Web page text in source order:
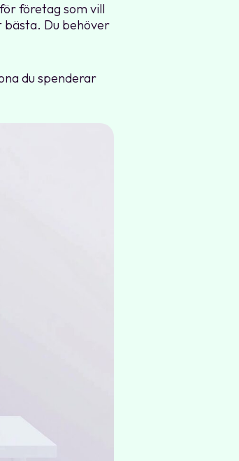
företag som vill
bästa. Du behöver
du spenderar